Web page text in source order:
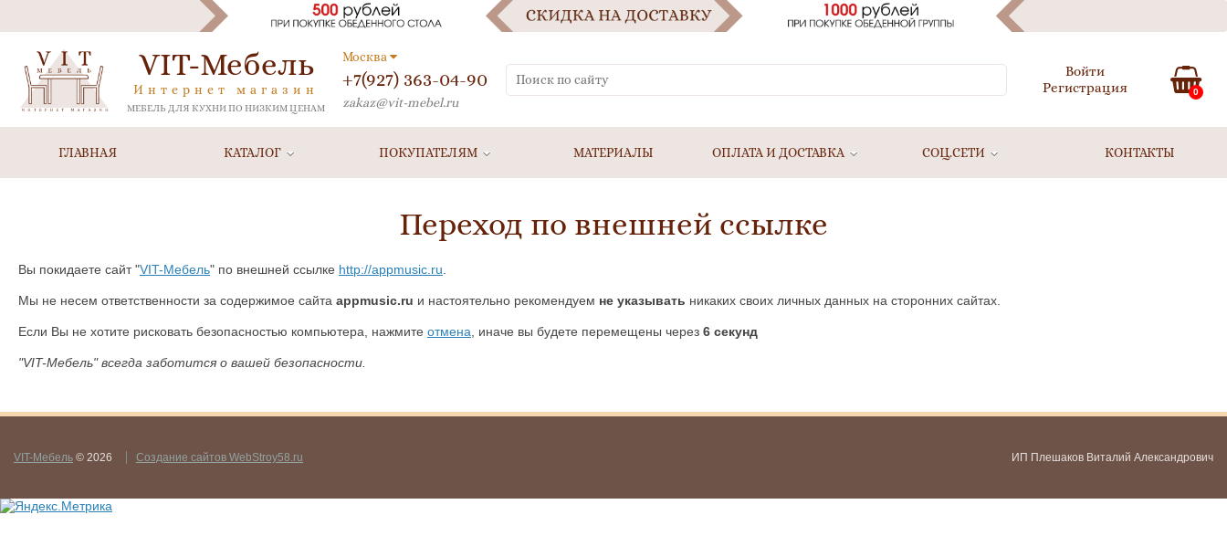
VIT-Мебель
Интернет магазин
МЕБЕЛЬ ДЛЯ КУХНИ ПО НИЗКИМ ЦЕНАМ
Москва
+7(927) 363-04-90
zakaz@vit-mebel.ru
Войти
Регистрация
0
ГЛАВНАЯ КАТАЛОГ ПОКУПАТЕЛЯМ МАТЕРИАЛЫ ОПЛАТА И ДОСТАВКА СОЦ.СЕТИ КОНТАКТЫ
Переход по внешней ссылке
Вы покидаете сайт "VIT-Мебель" по внешней ссылке http://appmusic.ru
Мы не несем ответственности за содержимое сайта appmusic.ru и настоятельно рекомендуем не указывать никаких своих личных данных на сторонних сайтах.
Если Вы не хотите рисковать безопасностью компьютера, нажмите отмена , иначе вы будете перемещены через 5 секунд
"VIT-Мебель" всегда заботится о вашей безопасности.
VIT-Мебель © 2026 Создание сайтов WebStroy58.ru ИП Плешаков Виталий Александрович